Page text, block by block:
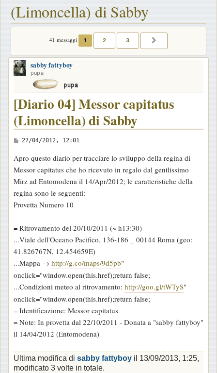
(Limoncella) di Sabby
41 messaggi 1 2 3
sabby fattyboy
pupa
[Diario 04] Messor capitatus
(Limoncella) di Sabby
M
s
s
a
g
g
o
27/04/2012, 12:01
Apro questo diario per tracciare lo sviluppo della regina di
Messor capitatus che ho ricevuto in regalo dal gentlissimo
Mirz ad Entomodena il 14/Apr/2012; le caratteristiche della
regina sono le seguenti:
Provetta Numero 10
= Ritrovamento del 20/10/2011 (~ h13:30)
...Viale dell'Oceano Pacifico, 136-186 _ 00144 Roma (geo:
41.826767N, 12.454659E)
...Mappa → http://g.co/maps/9d5pb"
onclick="window.open(this.href);return false;
...Condizioni meteo al ritrovamento: http://goo.gl/tWTyS"
onclick="window.open(this.href);return false;
= Identificazione: Messor capitatus
= Note: In provetta dal 22/10/2011 - Donata a "sabby fattyboy"
il 14/04/2012 (Entomodena)
Ultima modifica di sabby fattyboy il 13/09/2013, 1:25,
modificato 3 volte in totale.